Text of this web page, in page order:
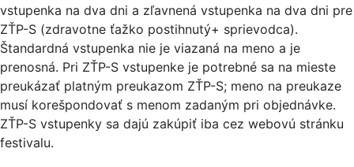
vstupenka na dva dni a zľavnená vstupenka na dva dni pre
ZŤP-S (zdravotne ťažko postihnutý+ sprievodca).
Štandardná vstupenka nie je viazaná na meno a je
prenosná. Pri ZŤP-S vstupenke je potrebné sa na mieste
preukázať platným preukazom ZŤP-S; meno na preukaze
musí korešpondovať s menom zadaným pri objednávke.
ZŤP-S vstupenky sa dajú zakúpiť iba cez webovú stránku
festivalu.